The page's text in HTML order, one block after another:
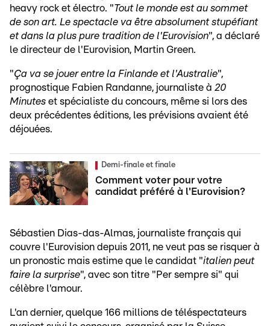
heavy rock et électro. "Tout le monde est au sommet
de son art. Le spectacle va être absolument stupéfiant
et dans la plus pure tradition de l'Eurovision", a déclaré
le directeur de l'Eurovision, Martin Green.
"Ça va se jouer entre la Finlande et l'Australie",
prognostique Fabien Randanne, journaliste à 20
Minutes et spécialiste du concours, même si lors des
deux précédentes éditions, les prévisions avaient été
déjouées.
Demi-finale et finale
Comment voter pour votre
candidat préféré à l'Eurovision?
Sébastien Dias-das-Almas, journaliste français qui
couvre l'Eurovision depuis 2011, ne veut pas se risquer à
un pronostic mais estime que le candidat "italien peut
faire la surprise", avec son titre "Per sempre si" qui
célèbre l'amour.
L'an dernier, quelque 166 millions de téléspectateurs